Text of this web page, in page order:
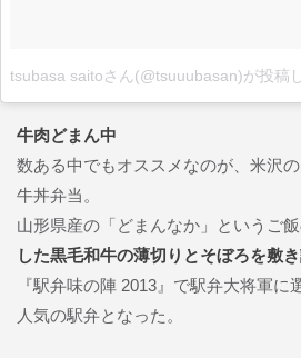
tsubasa saitoさん(@tsuuubasan)が投稿
牛肉どまん中
数ある中でもオススメなのが、米沢
牛丼弁当。
山形県産の「どまんなか」というご飯
した黒毛和牛の薄切りとそぼろを敷き
『駅弁味の陣 2013』で駅弁大将軍に
人気の駅弁となった。